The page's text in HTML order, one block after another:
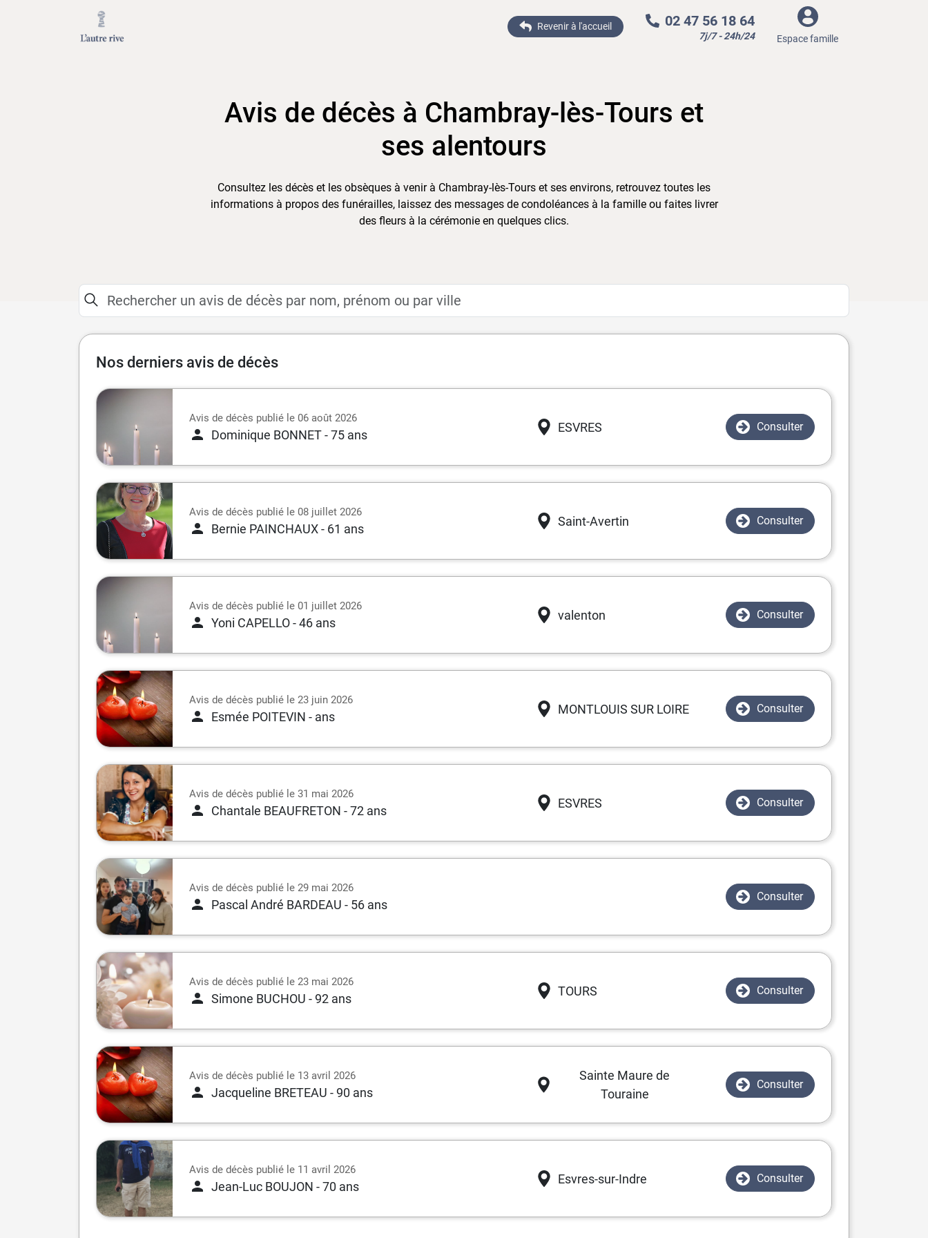
Revenir à l'accueil 02 47 56 18 64
7j/7 - 24h/24 Espace famille
Avis de décès à Chambray-lès-Tours et
ses alentours
Consultez les décès et les obsèques à venir à Chambray-lès-Tours et ses environs, retrouvez toutes les
informations à propos des funérailles, laissez des messages de condoléances à la famille ou faites livrer
des fleurs à la cérémonie en quelques clics.
Nos derniers avis de décès
Avis de décès publié le 06 août 2026
Dominique BONNET- 75 ans
ESVRES Consulter
Avis de décès publié le 08 juillet 2026
Bernie PAINCHAUX- 61 ans
Saint-Avertin Consulter
Avis de décès publié le 01 juillet 2026
Yoni CAPELLO- 46 ans
valenton Consulter
Avis de décès publié le 23 juin 2026
Esmée POITEVIN - ans
MONTLOUIS SUR LOIRE Consulter
Avis de décès publié le 31 mai 2026
Chantale BEAUFRETON - 72 ans
ESVRES Consulter
Avis de décès publié le 29 mai 2026
Pascal André BARDEAU - 56 ans
Consulter
Avis de décès publié le 23 mai 2026
Simone BUCHOU - 92 ans
TOURS Consulter
Avis de décès publié le 13 avril 2026
Jacqueline BRETEAU - 90 ans
Sainte Maure de
Touraine
Consulter
Avis de décès publié le 11 avril 2026
Jean-Luc BOUJON - 70 ans
Esvres-sur-Indre Consulter